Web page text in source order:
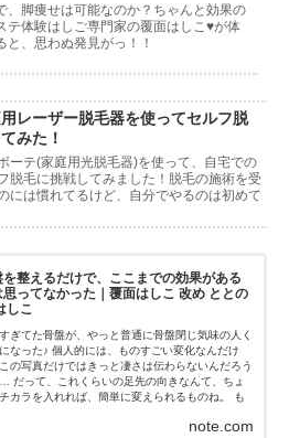
、脚痩せは可能なのか？ちゃんと効果の
テ体験はしご専門家の覆面はしこ♥が体
、思わぬ発見がっ！！
レーザー脱毛器を使ってセルフ脱
みた！
ーテ(家庭用光脱毛器)を使って、自宅での
脱毛に挑戦してみました！脱毛の施術を受
には慣れてるけど、自分でやるのは初めて
を整えるだけで、ここまでの効果がある
思ってなかった｜覆面はしこ 改め ととの
しこ
ぎてた骨盤が、やっと普通に骨盤閉じ気味の人く
なった♪ 個人的には、ものすごい変化なんだけ
の写真だけではきっと凄さは伝わらないんだろう
だって、これくらいの足先の向きなんて、ちょ
カラを入れれば、簡単に変えられるものね。 も
note.com